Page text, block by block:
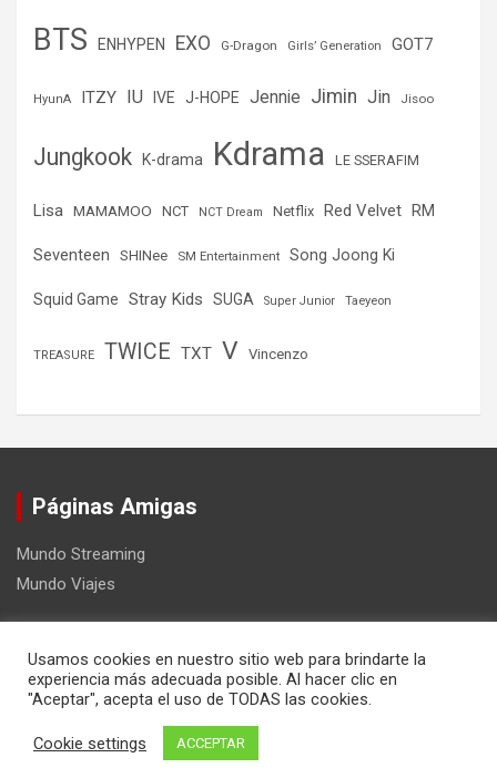
BTS ENHYPEN EXO G-Dragon Girls’ Generation GOT7
HyunA ITZY IU IVE J-HOPE Jennie Jimin Jin Jisoo
Jungkook K-drama Kdrama LE SSERAFIM
Lisa MAMAMOO NCT NCT Dream Netflix Red Velvet RM
Seventeen SHINee SM Entertainment Song Joong Ki
Squid Game Stray Kids SUGA Super Junior Taeyeon
TREASURE TWICE TXT V Vincenzo
Páginas Amigas
Mundo Streaming
Mundo Viajes
Mundo Kpop
Funciona gracias a:
Usamos cookies en nuestro sitio web para brindarte la
experiencia más adecuada posible. Al hacer clic en
"Aceptar", acepta el uso de TODAS las cookies.
Cookie settings ACCEPTAR